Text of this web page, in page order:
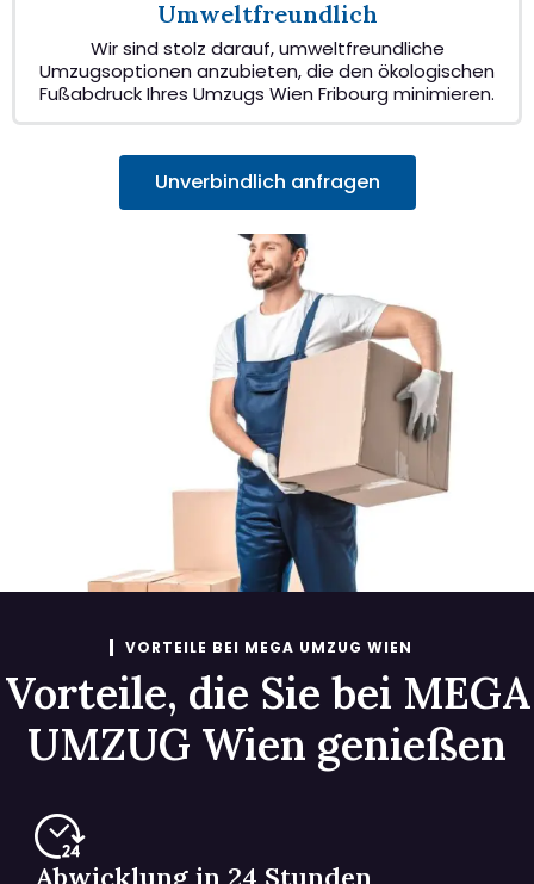
Umweltfreundlich
Wir sind stolz darauf, umweltfreundliche
Umzugsoptionen anzubieten, die den ökologischen
Fußabdruck Ihres Umzugs Wien Fribourg minimieren.
Unverbindlich anfragen
VORTEILE BEI MEGA UMZUG WIEN
Vorteile, die Sie bei MEGA
UMZUG Wien genießen
Abwicklung in 24 Stunden